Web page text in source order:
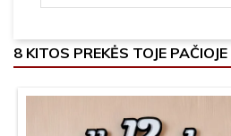
8 KITOS PREKĖS TOJE